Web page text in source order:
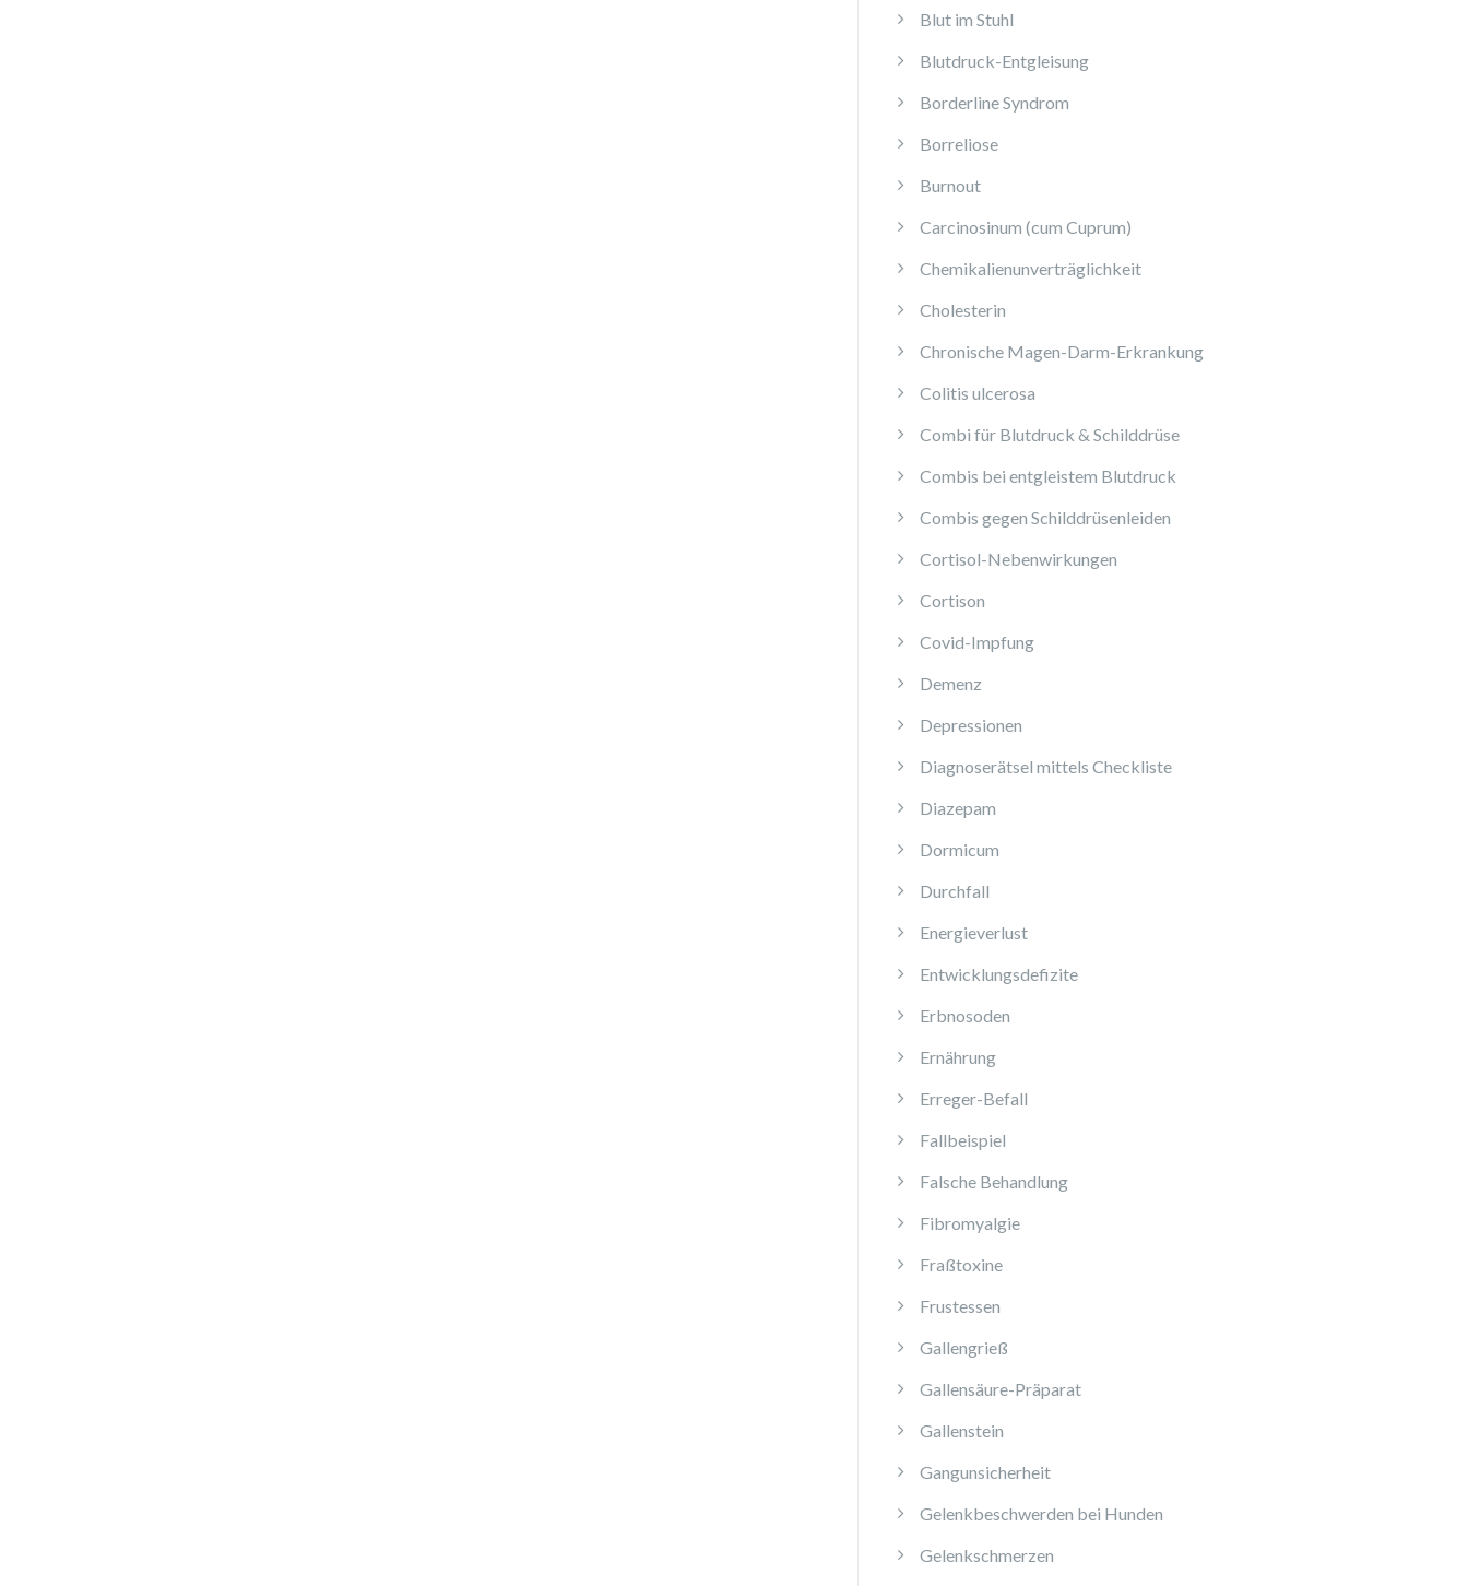
Blut im Stuhl
Blutdruck-Entgleisung
Borderline Syndrom
Borreliose
Burnout
Carcinosinum (cum Cuprum)
Chemikalienunverträglichkeit
Cholesterin
Chronische Magen-Darm-Erkrankung
Colitis ulcerosa
Combi für Blutdruck & Schilddrüse
Combis bei entgleistem Blutdruck
Combis gegen Schilddrüsenleiden
Cortisol-Nebenwirkungen
Cortison
Covid-Impfung
Demenz
Depressionen
Diagnoserätsel mittels Checkliste
Diazepam
Dormicum
Durchfall
Energieverlust
Entwicklungsdefizite
Erbnosoden
Ernährung
Erreger-Befall
Fallbeispiel
Falsche Behandlung
Fibromyalgie
Fraßtoxine
Frustessen
Gallengrieß
Gallensäure-Präparat
Gallenstein
Gangunsicherheit
Gelenkbeschwerden bei Hunden
Gelenkschmerzen